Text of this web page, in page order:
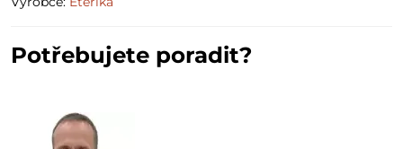
Potřebujete poradit?